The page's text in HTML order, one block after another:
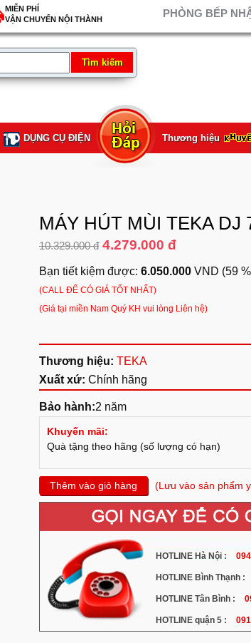
MIỄN PHÍ
VẬN CHUYỂN NỘI THÀNH
PHÒNG BẾP
DỤNG CỤ ĐIỆN Thương hiệu
MÁY HÚT MÙI TEKA DJ
10.329.000 đ 4.279.000 đ
Bạn tiết kiệm được: 6.050.000 VND (59 %
(CALL ĐỂ CÓ GIÁ TỐT NHẤT)
(Giá tại miền Nam Quý KH vui lòng Liên hệ)
Thương hiệu: TEKA
Xuất xứ: Chính hãng
Bảo hành:2 năm
Khuyến mãi:
Quà tặng theo hãng (số lượng có hạn)
Thêm vào giỏ hàng (Lưu vào sản phẩm
HOTLINE Hà Nội :
HOTLINE Bình Thạnh :
HOTLINE Tân Bình :
HOTLINE quận 5 :